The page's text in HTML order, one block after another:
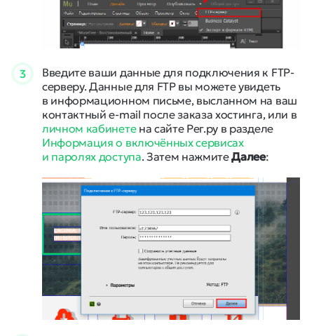
3
Введите ваши данные для подключения к FTP-
серверу. Данные для FTP вы можете увидеть
в информационном письме, высланном на ваш
контактный e-mail после заказа хостинга, или в
личном кабинетена сайте Рег.ру в разделе
Информация о включённых сервисах
и паролях доступа. Затем нажмитеДалее: